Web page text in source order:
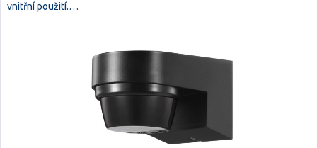
vnitřní použití.…